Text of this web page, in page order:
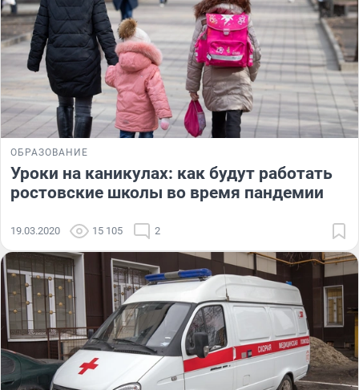
ОБРАЗОВАНИЕ
Уроки на каникулах: как будут работать
ростовские школы во время пандемии
19.03.2020 15 105 2